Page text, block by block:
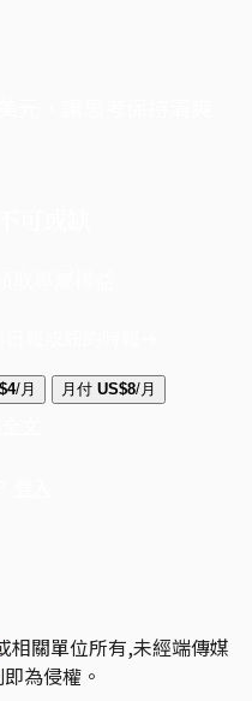
/月 月付 US$8/月
相關單位所有,未經端傳媒
為侵權。